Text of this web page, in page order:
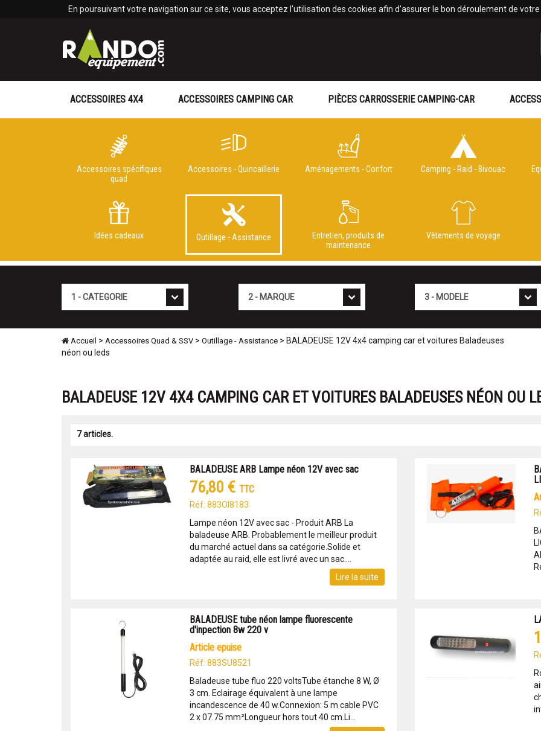
En poursuivant votre navigation sur ce site, vous acceptez l'utilisation des cookies afin d'assurer le bon déroulement de
ACCESSOIRES 4X4 ACCESSOIRES CAMPING CAR PIÈCES CARROSSERIE CAMPING-CAR
Accessoires spécifiques
quad
Accessoires - Quincaillerie Aménagements - Confort Camping - Raid - Bivouac
Idées cadeaux Outillage - Assistance
Entretien, produits de
maintenance
Vêtements de voyage
Accueil > Accessoires Quad & SSV > Outillage - Assistance > BALADEUSE 12V 4x4 camping car et voitures Baladeuses
néon ou leds
BALADEUSE 12V 4X4 CAMPING CAR ET VOITURES BALADEUSES NÉON OU
7 articles.
BALADEUSE ARB Lampe néon 12V avec sac
76,80 € TTC
Réf: 883OI8183
Lampe néon 12V avec sac - Produit ARB La
baladeuse ARB. Probablement le meilleur produit
du marché actuel dans sa catégorie.Solide et
adaptée au raid, elle est livré avec un sac....
Lire la suite
BALADEUSE tube néon lampe fluorescente
d'inpection 8w 220 v
article epuise
Réf: 883SU8521
Baladeuse tube fluo 220 voltsTube étanche 8 W, Ø
3 cm. Eclairage équivalent à une lampe
incandescence de 40 w.Connexion: 5 m cable PVC
2 x 07.75 mm²Longueur hors tout 40 cm.Li...
Panneau de gestion des cookies